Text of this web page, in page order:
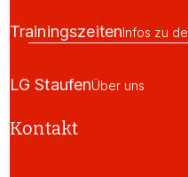
TrainingszeitenInfos zu
LG StaufenÜber uns
Kontakt